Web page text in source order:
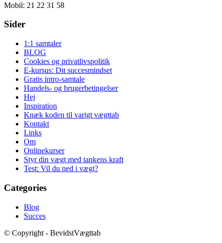
Mobil: 21 22 31 58
Sider
1:1 samtaler
BLOG
Cookies og privatlivspolitik
E-kursus: Dit succesmindset
Gratis intro-samtale
Handels- og brugerbetingelser
Hej
Inspiration
Knæk koden til varigt vægttab
Kontakt
Links
Om
Onlinekurser
Styr din vægt med tankens kraft
Test: Vil du ned i vægt?
Categories
Blog
Succes
© Copyright - BevidstVægttab